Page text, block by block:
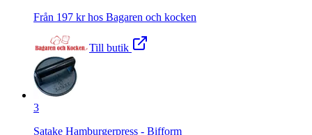
Från 197 kr hos Bagaren och kocken
Till butik
3
Satake Hamburgerpress - Bifform